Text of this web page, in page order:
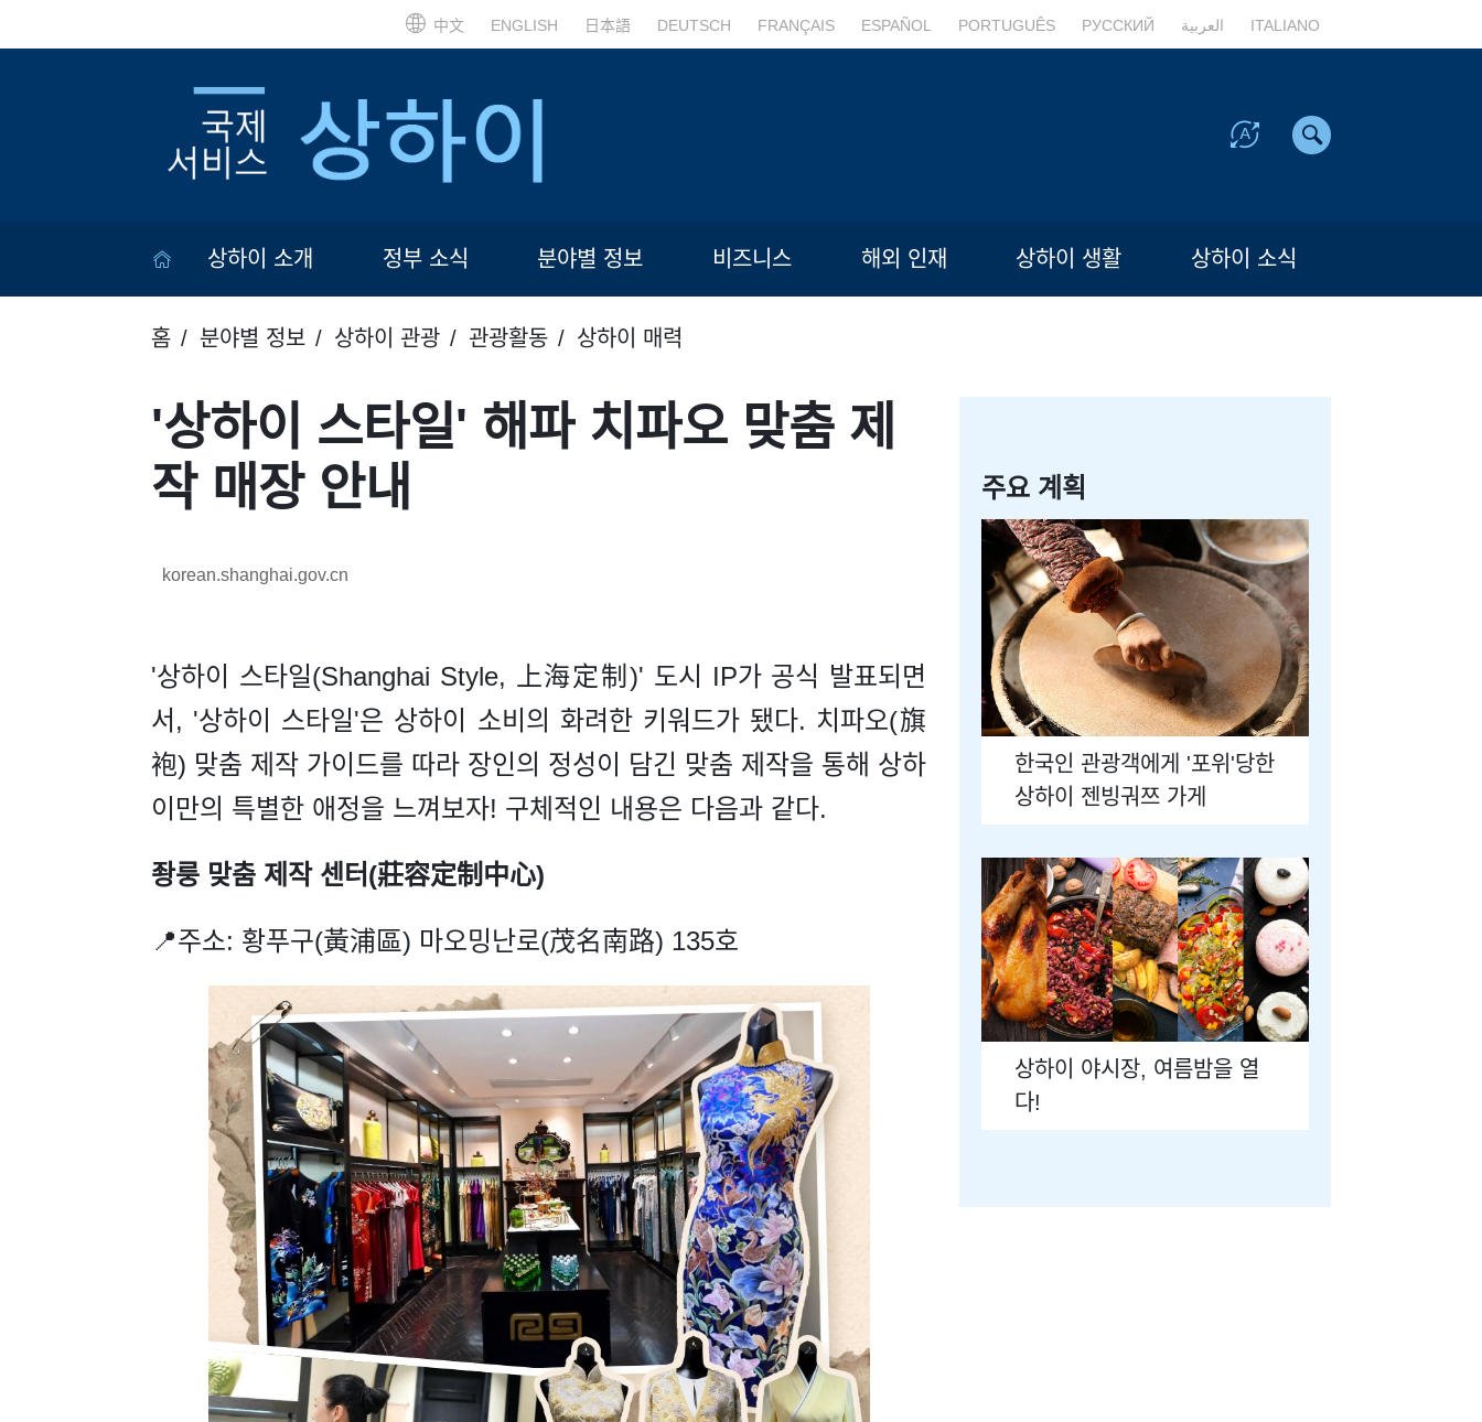
中文 ENGLISH 日本語 DEUTSCH FRANÇAIS ESPAÑOL PORTUGUÊS РУССКИЙ العربية ITALIANO
상하이 소개 정부 소식 분야별 정보 비즈니스 해외 인재 상하이 생활 상하이 소식
홈 분야별 정보 상하이 관광 관광활동 상하이 매력
'상하이 스타일' 해파 치파오 맞춤 제
작 매장 안내
korean.shanghai.gov.cn
'상하이 스타일(Shanghai Style, 上海定制)' 도시 IP가 공식 발표되면
서, '상하이 스타일'은 상하이 소비의 화려한 키워드가 됐다. 치파오(旗
袍) 맞춤 제작 가이드를 따라 장인의 정성이 담긴 맞춤 제작을 통해 상하
이만의 특별한 애정을 느껴보자! 구체적인 내용은 다음과 같다.
좡룽 맞춤 제작 센터(莊容定制中心)
📍주소: 황푸구(黃浦區) 마오밍난로(茂名南路) 135호
주요 계획
한국인 관광객에게 '포위'당한
상하이 젠빙궈쯔 가게
상하이 야시장, 여름밤을 열
다!